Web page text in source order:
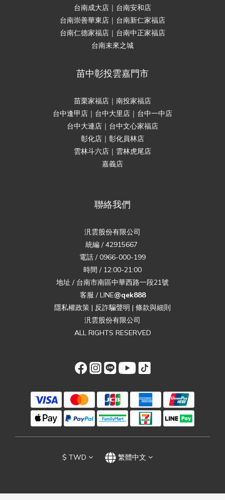
台南成大店｜台南安和店
台南崇善華東店｜台南新仁家福店
台南仁德家福店｜台南中正家福店
台南未來之城
苗中彰投雲嘉門市
苗栗家福店｜南投家福店
台中逢甲店｜台中大里店｜台中一中店
台中大連店｜台中文心家福店
彰化店｜彰化員林店
雲林斗六店｜雲林虎尾店
嘉義店
聯絡我們
汎雲股份有限公司
統編 / 42915667
電話 / 0966-000-199
時間 / 12:00-21:00
地址 / 台南市南區中華西路一段21號
客服 / LINE@qek888
隱私權政策 | 反詐騙聲明 | 條款與細則
汎雲股份有限公司
ALL RIGHTS RESERVED
$ TWD 繁體中文